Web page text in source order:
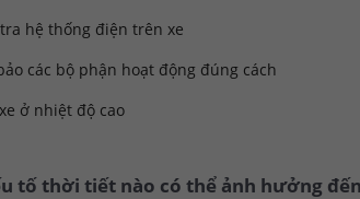
hệ thống điện trên xe
các bộ phận hoạt động đúng cách
ở nhiệt độ cao
tố thời tiết nào có thể ảnh hưởng